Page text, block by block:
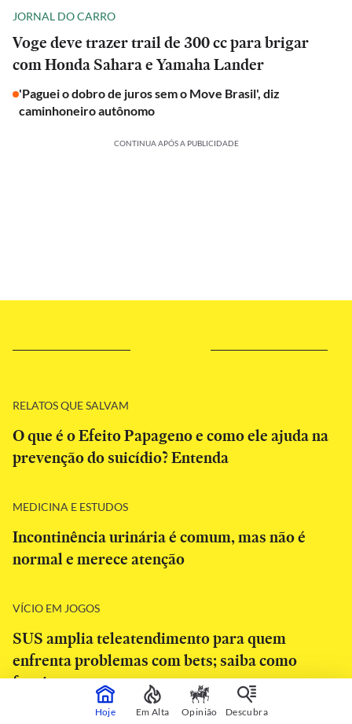
JORNAL DO CARRO
Voge deve trazer trail de 300 cc para brigar
com Honda Sahara e Yamaha Lander
'Paguei o dobro de juros sem o Move Brasil', diz
caminhoneiro autônomo
CONTINUA APÓS A PUBLICIDADE
RELATOS QUE SALVAM
O que é o Efeito Papageno e como ele ajuda na
prevenção do suicídio? Entenda
MEDICINA E ESTUDOS
Incontinência urinária é comum, mas não é
normal e merece atenção
VÍCIO EM JOGOS
SUS amplia teleatendimento para quem
enfrenta problemas com bets; saiba como
funciona
Hoje Em Alta Opinião Descubra